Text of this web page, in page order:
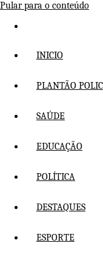
Pular para o conteúdo
INICIO
PLANTÃO
SAÚDE
EDUCAÇÃO
POLÍTICA
DESTAQUES
ESPORTE